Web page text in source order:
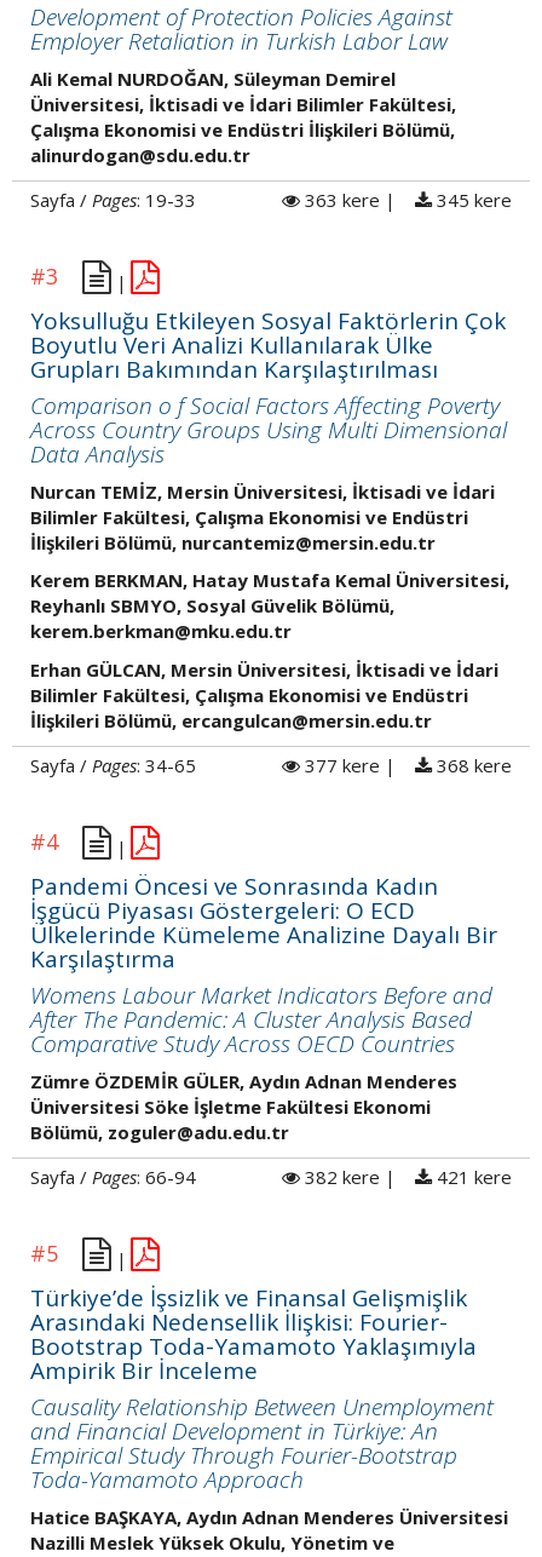
Development of Protection Policies Against
Employer Retaliation in Turkish Labor Law
Ali Kemal NURDOĞAN, Süleyman Demirel
Üniversitesi, İktisadi ve İdari Bilimler Fakültesi,
Çalışma Ekonomisi ve Endüstri İlişkileri Bölümü,
alinurdogan@sdu.edu.tr
Sayfa / Pages: 19-33 363 kere | 345 kere
#3 |
Yoksulluğu Etkileyen Sosyal Faktörlerin Çok
Boyutlu Veri Analizi Kullanılarak Ülke
Grupları Bakımından Karşılaştırılması
Comparison o f Social Factors Affecting Poverty
Across Country Groups Using Multi Dimensional
Data Analysis
Nurcan TEMİZ, Mersin Üniversitesi, İktisadi ve İdari
Bilimler Fakültesi, Çalışma Ekonomisi ve Endüstri
İlişkileri Bölümü, nurcantemiz@mersin.edu.tr
Kerem BERKMAN, Hatay Mustafa Kemal Üniversitesi,
Reyhanlı SBMYO, Sosyal Güvelik Bölümü,
kerem.berkman@mku.edu.tr
Erhan GÜLCAN, Mersin Üniversitesi, İktisadi ve İdari
Bilimler Fakültesi, Çalışma Ekonomisi ve Endüstri
İlişkileri Bölümü, ercangulcan@mersin.edu.tr
Sayfa / Pages: 34-65 377 kere | 368 kere
#4 |
Pandemi Öncesi ve Sonrasında Kadın
İşgücü Piyasası Göstergeleri: O ECD
Ülkelerinde Kümeleme Analizine Dayalı Bir
Karşılaştırma
Womens Labour Market Indicators Before and
After The Pandemic: A Cluster Analysis Based
Comparative Study Across OECD Countries
Zümre ÖZDEMİR GÜLER, Aydın Adnan Menderes
Üniversitesi Söke İşletme Fakültesi Ekonomi
Bölümü, zoguler@adu.edu.tr
Sayfa / Pages: 66-94 382 kere | 421 kere
#5 |
Türkiye’de İşsizlik ve Finansal Gelişmişlik
Arasındaki Nedensellik İlişkisi: Fourier-
Bootstrap Toda-Yamamoto Yaklaşımıyla
Ampirik Bir İnceleme
Causality Relationship Between Unemployment
and Financial Development in Türkiye: An
Empirical Study Through Fourier-Bootstrap
Toda-Yamamoto Approach
Hatice BAŞKAYA, Aydın Adnan Menderes Üniversitesi
Nazilli Meslek Yüksek Okulu, Yönetim ve